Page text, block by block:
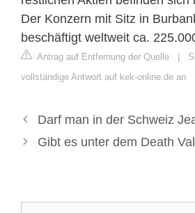
Der Konzern mit Sitz in
beschäftigt weltweit ca.
Antrag auf Entfernung der Quelle |
vollständige Antwort auf kek-online.de an
Darf man in der Schweiz
Gibt es unter dem Death